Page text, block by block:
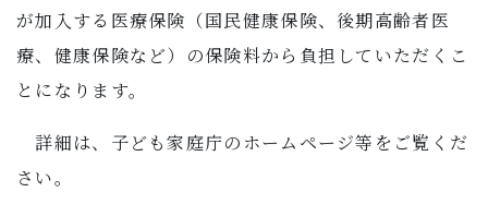
が加入する医療保険（国民健康保険、後期高齢者医
療、健康保険など）の保険料から負担していただくこ
とになります。
詳細は、子ども家庭庁のホームページ等をご覧くだ
さい。